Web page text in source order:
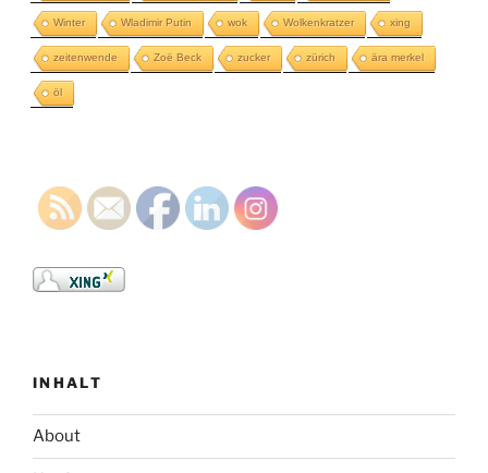
Winter Wladimir Putin wok Wolkenkratzer xing
zeitenwende Zoë Beck zucker zürich ära merkel
öl
INHALT
About